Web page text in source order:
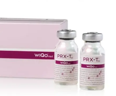
画面を開く」を選
など手順に従って